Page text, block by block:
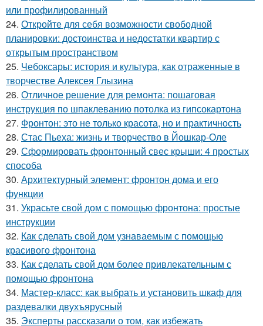
или профилированный
24. Откройте для себя возможности свободной
планировки: достоинства и недостатки квартир с
открытым пространством
25. Чебоксары: история и культура, как отраженные в
творчестве Алексея Глызина
26. Отличное решение для ремонта: пошаговая
инструкция по шпаклеванию потолка из гипсокартона
27. Фронтон: это не только красота, но и практичность
28. Стас Пьеха: жизнь и творчество в Йошкар-Оле
29. Сформировать фронтонный свес крыши: 4 простых
способа
30. Архитектурный элемент: фронтон дома и его
функции
31. Украсьте свой дом с помощью фронтона: простые
инструкции
32. Как сделать свой дом узнаваемым с помощью
красивого фронтона
33. Как сделать свой дом более привлекательным с
помощью фронтона
34. Мастер-класс: как выбрать и установить шкаф для
раздевалки двухъярусный
35. Эксперты рассказали о том, как избежать